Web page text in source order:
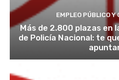
EMPLEO PÚBLICO Y
Más de 2.800 plazas en
de Policía Nacional: te